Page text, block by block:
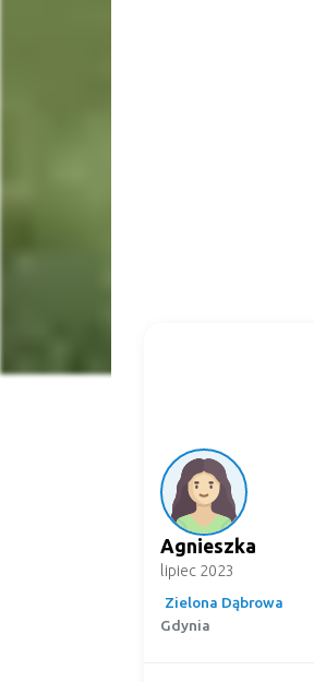
Agnieszka
lipiec 2023
Zielona Dąbrowa
Gdynia